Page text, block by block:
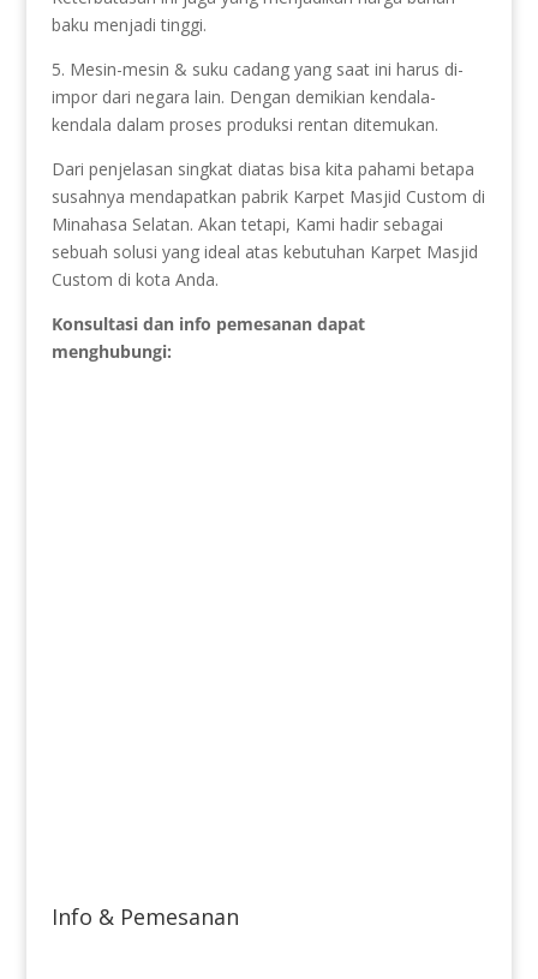
baku menjadi tinggi.
5. Mesin-mesin & suku cadang yang saat ini harus di-
impor dari negara lain. Dengan demikian kendala-
kendala dalam proses produksi rentan ditemukan.
Dari penjelasan singkat diatas bisa kita pahami betapa
susahnya mendapatkan pabrik Karpet Masjid Custom di
Minahasa Selatan. Akan tetapi, Kami hadir sebagai
sebuah solusi yang ideal atas kebutuhan Karpet Masjid
Custom di kota Anda.
Konsultasi dan info pemesanan dapat
menghubungi:
Info & Pemesanan